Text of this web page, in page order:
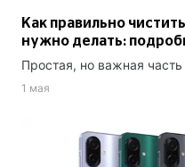
Как правильно
нужно делать:
Простая, но важная
1 мая